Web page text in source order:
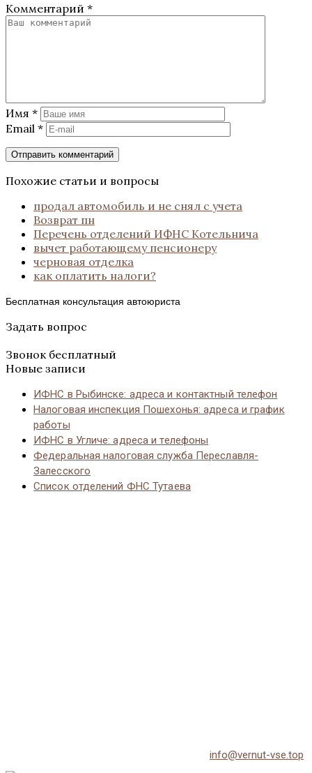
Комментарий *
Имя *
Email *
Похожие статьи и вопросы
продал автомобиль и не снял с учета
Возврат пн
Перечень отделений ИФНС Котельнича
вычет работающему пенсионеру
черновая отделка
как оплатить налоги?
Бесплатная консультация автоюриста
Задать вопрос
Звонок бесплатный
Новые записи
ИФНС в Рыбинске: адреса и контактный телефон
Налоговая инспекция Пошехонья: адреса и график
работы
ИФНС в Угличе: адреса и телефоны
Федеральная налоговая служба Переславля-
Залесского
Список отделений ФНС Тутаева
info@vernut-vse.top